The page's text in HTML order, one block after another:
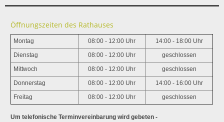
Öffnungszeiten des Rathauses
Montag 08:00 - 12:00 Uhr 14:00 - 18:00 Uhr
Dienstag 08:00 - 12:00 Uhr geschlossen
Mittwoch 08:00 - 12:00 Uhr geschlossen
Donnerstag 08:00 - 12:00 Uhr 14:00 - 16:00 Uhr
Freitag 08:00 - 12:00 Uhr geschlossen
Um telefonische Terminvereinbarung wird gebeten -